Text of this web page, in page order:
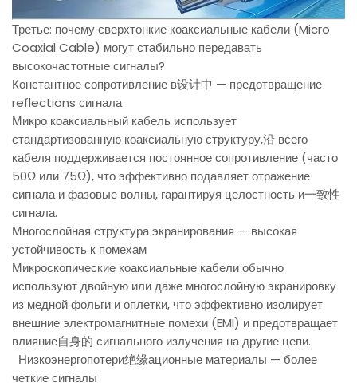
Третье: почему сверхтонкие коаксиальные кабели (Micro
Coaxial Cable) могут стабильно передавать
высокочастотные сигналы?
Константное сопротивление в设计中 — предотвращение
reflections сигнала
Микро коаксиальный кабель использует
стандартизованную коаксиальную структуру,沿 всего
кабеля поддерживается постоянное сопротивление (часто
50Ω или 75Ω), что эффективно подавляет отражение
сигнала и фазовые волны, гарантируя целостность и一致性
сигнала.
Многослойная структура экранирования — высокая
устойчивость к помехам
Микроскопические коаксиальные кабели обычно
используют двойную или даже многослойную экранировку
из медной фольги и оплетки, что эффективно изолирует
внешние электромагнитные помехи (EMI) и предотвращает
влияние自身的 сигнального излучения на другие цепи.
Низкоэнергопотери绝缘ационные материалы — более
четкие сигналы